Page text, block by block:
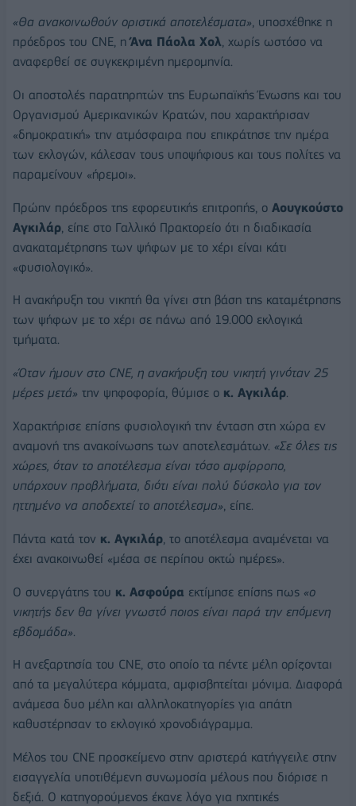
«Θα ανακοινωθούν οριστικά αποτελέσματα», υποσχέθηκε η
πρόεδρος του CNE, ηΆνα Πάολα Χολ, χωρίς ωστόσο να
αναφερθεί σε συγκεκριμένη ημερομηνία.
Οι αποστολές παρατηρητών της Ευρωπαϊκής Ένωσης και του
Οργανισμού Αμερικανικών Κρατών, που χαρακτήρισαν
«δημοκρατική» την ατμόσφαιρα που επικράτησε την ημέρα
των εκλογών, κάλεσαν τους υποψήφιους και τους πολίτες να
παραμείνουν «ήρεμοι».
Πρώην πρόεδρος της εφορευτικής επιτροπής, ο Αουγκούστο
Αγκιλάρ , είπε στο Γαλλικό Πρακτορείο ότι η διαδικασία
ανακαταμέτρησης των ψήφων με το χέρι είναι κάτι
«φυσιολογικό».
Η ανακήρυξη του νικητή θα γίνει στη βάση της καταμέτρησης
των ψήφων με το χέρι σε πάνω από 19.000 εκλογικά
τμήματα.
«Όταν ήμουν στο CNE, η ανακήρυξη του νικητή γινόταν 25
μέρες μετά» την ψηφοφορία, θύμισε ο κ. Αγκιλάρ.
Χαρακτήρισε επίσης φυσιολογική την ένταση στη χώρα εν
αναμονή της ανακοίνωσης των αποτελεσμάτων. «Σε όλες τις
χώρες, όταν το αποτέλεσμα είναι τόσο αμφίρροπο,
υπάρχουν προβλήματα, διότι είναι πολύ δύσκολο για τον
ηττημένο να αποδεχτεί το αποτέλεσμα», είπε.
Πάντα κατά τον κ. Αγκιλάρ, το αποτέλεσμα αναμένεται να
έχει ανακοινωθεί «μέσα σε περίπου οκτώ ημέρες».
Ο συνεργάτης του κ. Ασφούρα εκτίμησε επίσης πως «ο
νικητής δεν θα γίνει γνωστό ποιος είναι παρά την επόμενη
εβδομάδα».
Η ανεξαρτησία του CNE, στο οποίο τα πέντε μέλη ορίζονται
από τα μεγαλύτερα κόμματα, αμφισβητείται μόνιμα. Διαφορά
ανάμεσα δυο μέλη και αλληλοκατηγορίες για απάτη
καθυστέρησαν το εκλογικό χρονοδιάγραμμα.
Μέλος του CNE προσκείμενο στην αριστερά κατήγγειλε στην
εισαγγελία υποτιθέμενη συνωμοσία μέλους που διόρισε η
δεξιά. Ο κατηγορούμενος έκανε λόγο για ηχητικές